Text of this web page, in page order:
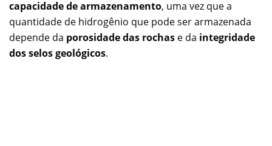
capacidade de armazenamento, uma vez que a
quantidade de hidrogênio que pode ser armazenada
depende da porosidade das rochas e da integridade
dos selos geológicos.